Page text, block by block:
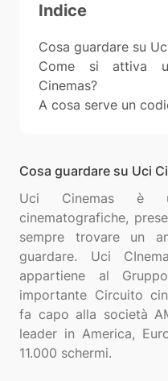
Indice
Cosa guardare su
Come si attiva
Cinemas?
A cosa serve un
Cosa guardare su Uci
Uci Cinemas è
cinematografiche,
sempre trovare un
guardare. Uci
appartiene al
importante Circuito
fa capo alla società
leader in America,
11.000 schermi.